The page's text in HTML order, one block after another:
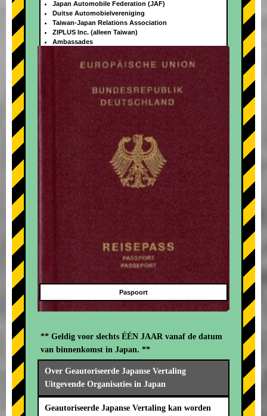
+
Japan Automobile Federation (JAF)
Duitse Automobielvereniging
Taiwan-Japan Relations Association
ZIPLUS Inc. (alleen Taiwan)
Ambassades
Paspoort
** Geldig voor slechts ÉÉN JAAR vanaf de datum
van binnenkomst in Japan. **
Over Geautoriseerde Japanse Vertaling
Uitgevende Organisaties in Japan
Geautoriseerde Japanse Vertaling kan worden